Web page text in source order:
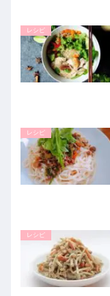
レシピ
レシピ
レシピ